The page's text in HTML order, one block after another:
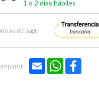
1 o 2 días hábiles
de pago
Email WhatsApp